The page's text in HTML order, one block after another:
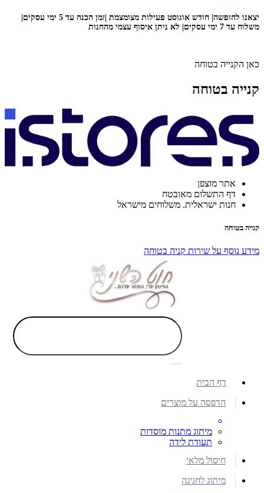
יצאנו לחופשה| חודש אוגוסט פעילות מצומצמת |זמן הכנה עד 5 ימי עסקים|
משלוח עד 7 ימי עסקים| לא ניתן איסוף עצמי מהחנות
כאן הקנייה בטוחה
קנייה בטוחה
אתר מוצפן
דף התשלום מאובטח
חנות ישראלית. משלוחים מישראל
קנייה בטוחה
מידע נוסף על שירות קניה בטוחה
דף הבית
הדפסה על מוצרים
מיתוג מתנות מוסדות
תעודת לידה
חיסול מלאי
מיתוג לחגיגה